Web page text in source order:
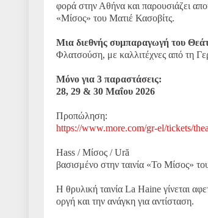
φορά στην Αθήνα και παρουσιάζει
«Μίσος» του Ματιέ Κασοβίτς.
Μια διεθνής συμπαραγωγή του
Φλατσούση, με καλλιτέχνες από τη
Μόνο για 3 παραστάσεις:
28, 29 & 30 Μαΐου 2026
Προπώληση:
https://www.more.com/gr-el/tickets/
Hass / Μίσος / Ură
βασισμένο στην ταινία «Το Μίσος»
Η θρυλική ταινία La Haine γίνεται
οργή και την ανάγκη για αντίσταση.